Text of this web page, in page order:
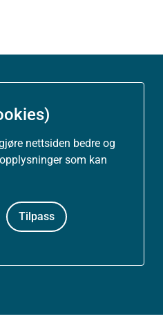
nettsiden bedre og
som kan
Tilpass